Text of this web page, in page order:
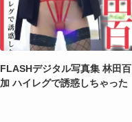
FLASHデジタル写真集 林田百
加 ハイレグで誘惑しちゃった